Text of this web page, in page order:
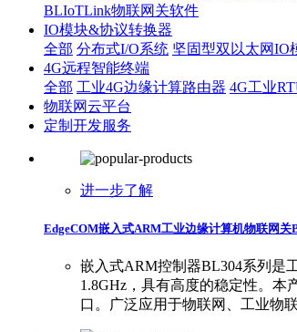
BLIoTLink物联网关软件
IO模块&协议转换器
全部 分布式I/O系统 坚固型双以太网IO
4G远程智能终端
全部 工业4G边缘计算路由器 4G工业
物联网云平台
定制开发服务
进一步了解
EdgeCOM嵌入式ARM工业边缘计算机物联网关
嵌入式ARM控制器BL304系列是
1.8GHz，具有高度的稳定性。本
口。广泛应用于物联网、工业物